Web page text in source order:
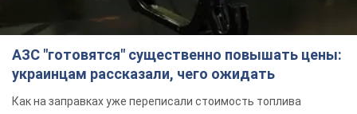
АЗС "готовятся" существенно повышать цены:
украинцам рассказали, чего ожидать
Как на заправках уже переписали стоимость топлива